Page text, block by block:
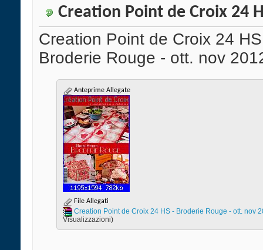
Creation Point de Croix 24
Creation Point de Croix 24
Broderie Rouge - ott. nov
Anteprime Allegate
File Allegati
Creation Point de Croix 24 HS - Broderie Rouge - ott.
Visualizzazioni)